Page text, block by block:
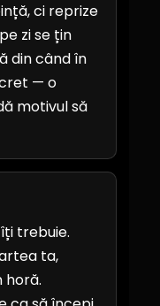
ci reprize
zi se țin
din când în
— o
motivul să
trebuie.
ta,
horă.